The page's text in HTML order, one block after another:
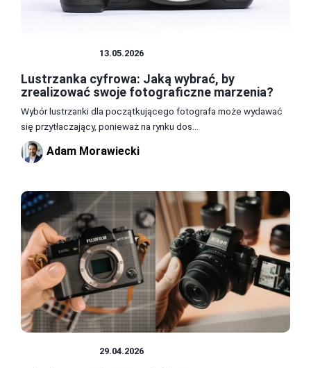
13.05.2026
Lustrzanka cyfrowa: Jaką wybrać, by
zrealizować swoje fotograficzne marzenia?
Wybór lustrzanki dla początkującego fotografa może wydawać
się przytłaczający, ponieważ na rynku dos...
Adam Morawiecki
29.04.2026